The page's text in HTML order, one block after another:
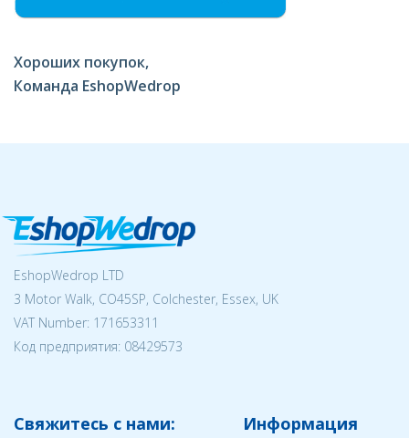
Хороших покупок,
Команда EshopWedrop
EshopWedrop LTD
3 Motor Walk, CO45SP, Colchester, Essex, UK
VAT Number: 171653311
Код предприятия: 08429573
Свяжитесь с нами: Информация